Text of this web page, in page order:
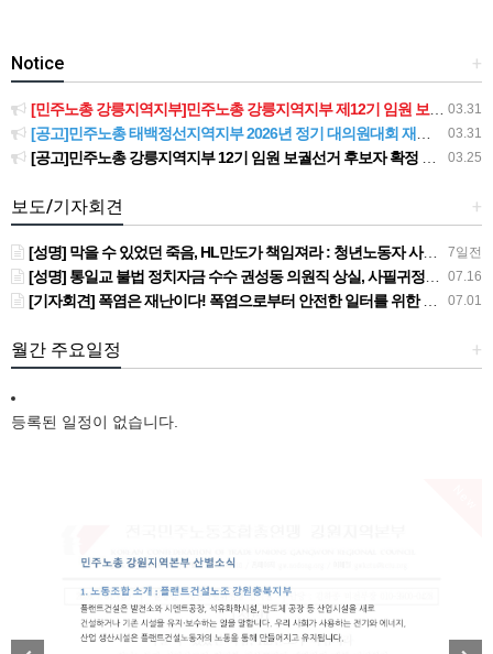
+
Notice
03.31
[민주노총 강릉지역지부]민주노총 강릉지역지부 제12기 임원 보궐선거결과 공고
03.31
[공고]민주노총 태백정선지역지부 2026년 정기 대의원대회 재소집 건
03.25
[공고]민주노총 강릉지역지부 12기 임원 보궐선거 후보자 확정 공고
+
보도/기자회견
7일전
[성명] 막을 수 있었던 죽음, HL만도가 책임져라 : 청년노동자 사망사고의 철저한 진상규명과 재발방지 대책 마련하라
07.16
[성명] 통일교 불법 정치자금 수수 권성동 의원직 상실, 사필귀정이다
07.01
[기자회견] 폭염은 재난이다! 폭염으로부터 안전한 일터를 위한 민주노총 강원지역본부 폭염감시단 선포 기자회견
+
월간 주요일정
등록된 일정이 없습니다.